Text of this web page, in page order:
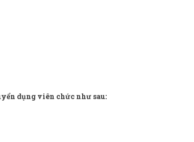
dụng viên chức như sau: